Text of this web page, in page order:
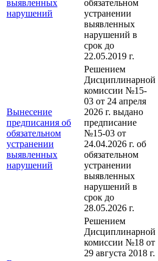
выявленных
нарушений
обязательном
устранении
выявленных
нарушений в
срок до
22.05.2019 г.
Вынесение
предписания об
обязательном
устранении
выявленных
нарушений
Решением
Дисциплинарной
комиссии №15-
03 от 24 апреля
2026 г. выдано
предписание
№15-03 от
24.04.2026 г. об
обязательном
устранении
выявленных
нарушений в
срок до
28.05.2026 г.
Решением
Дисциплинарной
комиссии №18 от
29 августа 2018 г.